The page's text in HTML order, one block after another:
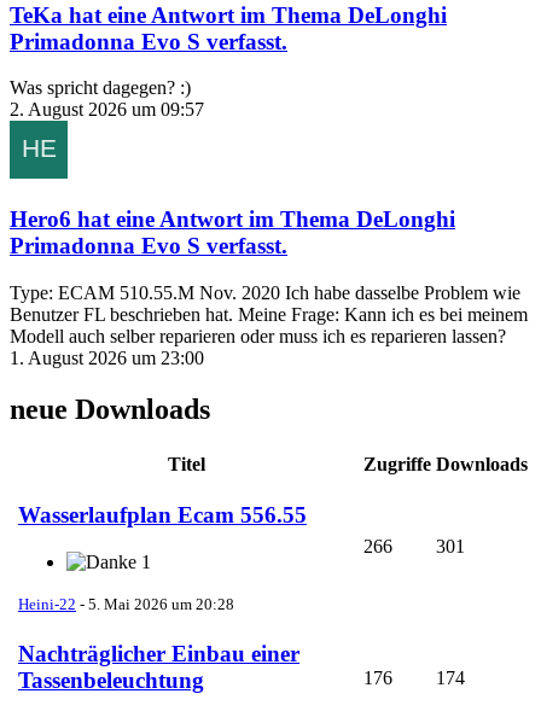
TeKa hat eine Antwort im Thema DeLonghi
Primadonna Evo S verfasst.
Was spricht dagegen? :)
2. August 2026 um 09:57
Hero6 hat eine Antwort im Thema DeLonghi
Primadonna Evo S verfasst.
Type: ECAM 510.55.M Nov. 2020 Ich habe dasselbe Problem wie
Benutzer FL beschrieben hat. Meine Frage: Kann ich es bei meinem
Modell auch selber reparieren oder muss ich es reparieren lassen?
1. August 2026 um 23:00
neue Downloads
Titel Zugriffe Downloads
Wasserlaufplan Ecam 556.55
1
Heini-22 - 5. Mai 2026 um 20:28
266 301
Nachträglicher Einbau einer
Tassenbeleuchtung
176 174